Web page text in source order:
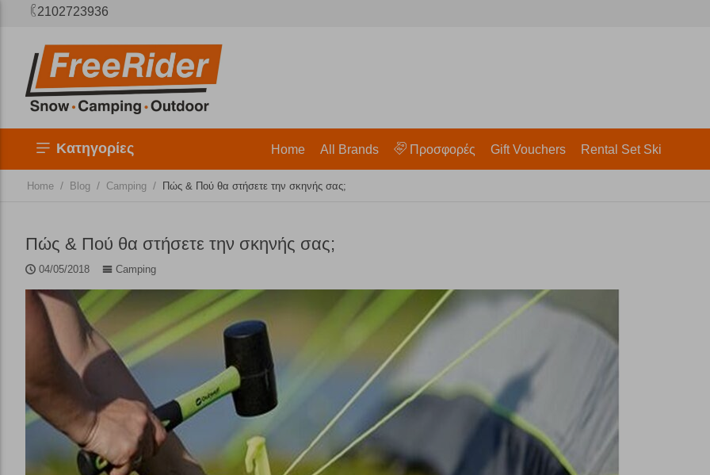
2102723936
Κατηγορίες Home All Brands Προσφορές Gift Vouchers Rental Set Ski
Home / Blog / Camping / Πώς & Πού θα στήσετε την σκηνής σας;
Πώς & Πού θα στήσετε την σκηνής σας;
04/05/2018 Camping